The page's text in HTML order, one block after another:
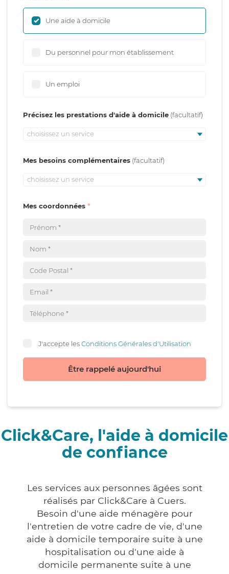
Une aide à domicile
Du personnel pour mon établissement
Un emploi
Précisez les prestations d'aide à domicile
choisissez un service
Mes besoins complémentaires
choisissez un service
Mes coordonnées
J'accepte lesConditions Générales d'Utilisation
Être rappelé aujourd'hui
Click&Care, l'aide à domicile
de confiance
Les services aux personnes âgées sont
réalisés par Click&Care à Cuers.
Besoin d'une aide ménagère pour
l'entretien de votre cadre de vie, d'une
aide à domicile temporaire suite à une
hospitalisation ou d'une aide à
domicile permanente suite à une